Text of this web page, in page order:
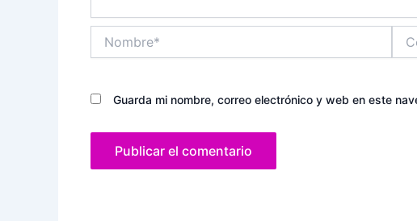
Guarda mi nombre, correo electrónico y web en este